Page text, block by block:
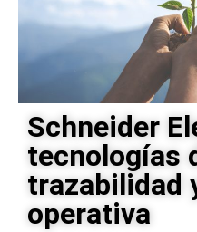
Schneider
tecnologías
trazabilidad
operativa